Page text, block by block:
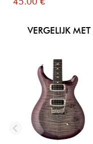
VERGELIJK